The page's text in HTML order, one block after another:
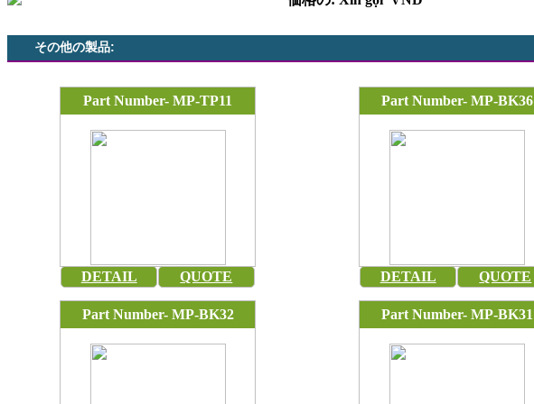
その他の製品:
Part Number- MP-TP11
DETAIL QUOTE
Part Number- MP-BK36
DETAIL QUOTE
Part Number- MP-BK32 Part Number- MP-BK31